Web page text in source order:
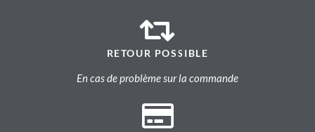
RETOUR POSSIBLE
En cas de problème sur la commande